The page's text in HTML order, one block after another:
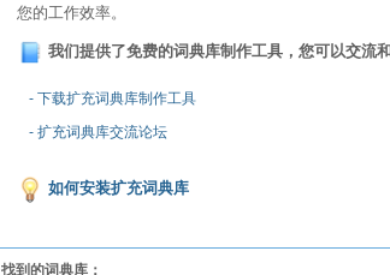
您的工作效率。
我们提供了免费的词典库制作工具，您可以交流
- 下载扩充词典库制作工具
- 扩充词典库交流论坛
如何安装扩充词典库
找到的词典库：